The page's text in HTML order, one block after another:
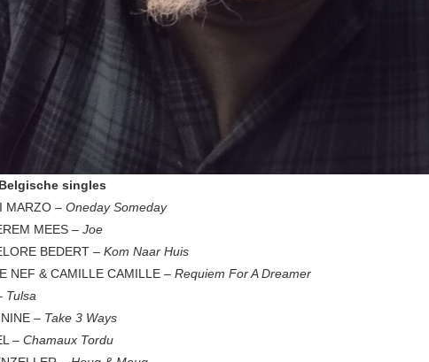
singles
MARZO – Oneday Someday
MEES – Joe
BEDERT – Kom Naar Huis
NEF & CAMILLE CAMILLE – Requiem For A Dreamer
Tulsa
– Take 3 Ways
– Chamaux Tordu